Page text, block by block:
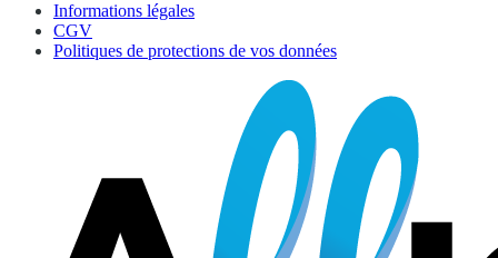
Informations légales
CGV
Politiques de protections de vos données